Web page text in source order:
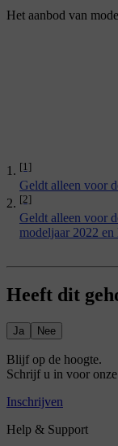
Het aanbod van
[1]
Geldt alleen voor
[2]
Geldt alleen voor
modeljaar 2022
Heeft dit
Ja Nee